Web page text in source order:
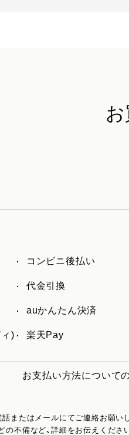
コンビニ後払い
代金引換
auかんたん決済
) 楽天Pay
お支払い方法について
またはメールにてご連絡お願い
の不備など、詳細をお伝えください